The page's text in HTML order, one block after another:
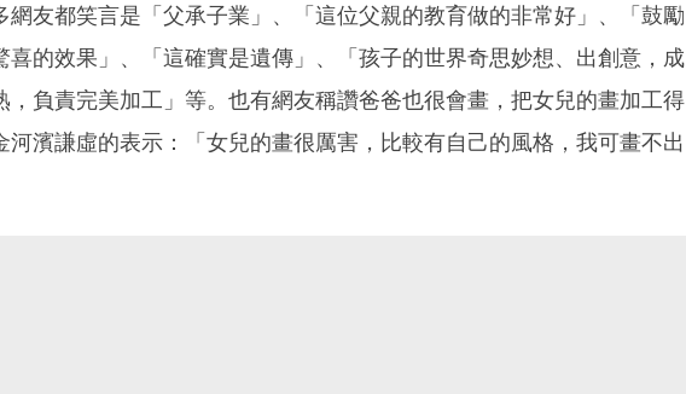
網友都笑言是「父承子業」、「這位父親的教育做的非常好」、「鼓勵
喜的效果」、「這確實是遺傳」、「孩子的世界奇思妙想、出創意，成
，負責完美加工」等。也有網友稱讚爸爸也很會畫，把女兒的畫加工得
河濱謙虛的表示：「女兒的畫很厲害，比較有自己的風格，我可畫不出